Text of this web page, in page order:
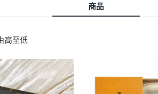
商品
高至低